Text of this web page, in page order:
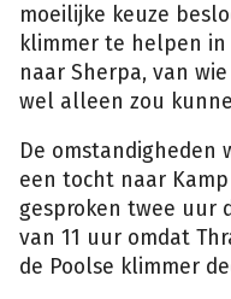
moeilijke keuze
klimmer te helpen
naar Sherpa, van
wel alleen zou
De omstandigheden
een tocht naar
gesproken twee uur
van 11 uur omdat
de Poolse klimmer